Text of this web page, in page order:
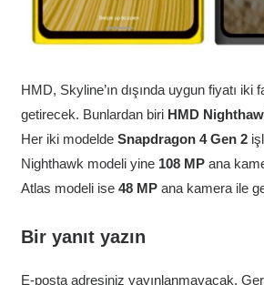
HMD, Skyline’ın dışında uygun fiyatı iki
getirecek. Bunlardan biri HMD
Her iki modelde Snapdragon 4 Gen 2
Nighthawk modeli yine 108 MPana
Atlas modeli ise 48 MPana kamera ile
Bir yanıt yazın
E-posta adresiniz yayınlanmayacak.